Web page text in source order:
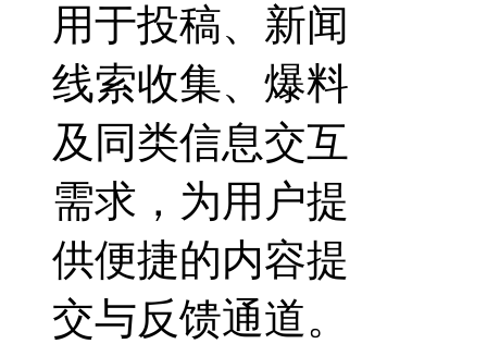
用于投稿、新闻
线索收集、爆料
及同类信息交互
需求，为用户提
供便捷的内容提
交与反馈通道。